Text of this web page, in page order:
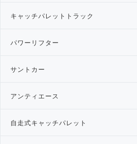
キャッチパレットトラック
パワーリフター
サントカー
アンティエース
自走式キャッチパレット